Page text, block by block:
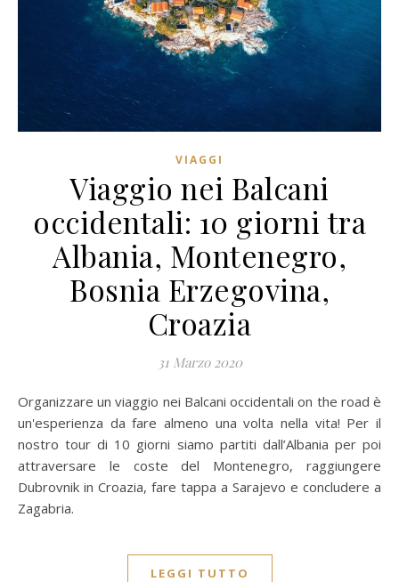
VIAGGI
Viaggio nei Balcani
occidentali: 10 giorni tra
Albania, Montenegro,
Bosnia Erzegovina,
Croazia
31 Marzo 2020
Organizzare un viaggio nei Balcani occidentali on the road è
un'esperienza da fare almeno una volta nella vita! Per il
nostro tour di 10 giorni siamo partiti dall’Albania per poi
attraversare le coste del Montenegro, raggiungere
Dubrovnik in Croazia, fare tappa a Sarajevo e concludere a
Zagabria.
LEGGI TUTTO